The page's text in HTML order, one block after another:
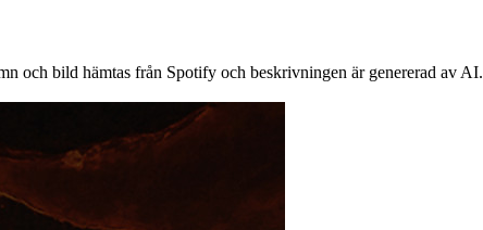
och bild hämtas från Spotify och beskrivningen är genererad av AI.